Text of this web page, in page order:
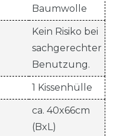
Baumwolle
Kein Risiko bei
sachgerechter
Benutzung.
1 Kissenhülle
ca. 40x66cm
(BxL)